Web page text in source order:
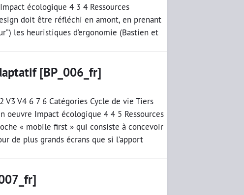
écologique 4 3 4 Ressources
doit être réfléchi en amont, en prenant
les heuristiques d’ergonomie (Bastien et
[BP_006_fr]
V4 6 7 6 Catégories Cycle de vie Tiers
oeuvre Impact écologique 4 4 5 Ressources
« mobile first » qui consiste à concevoir
de plus grands écrans que si l’apport